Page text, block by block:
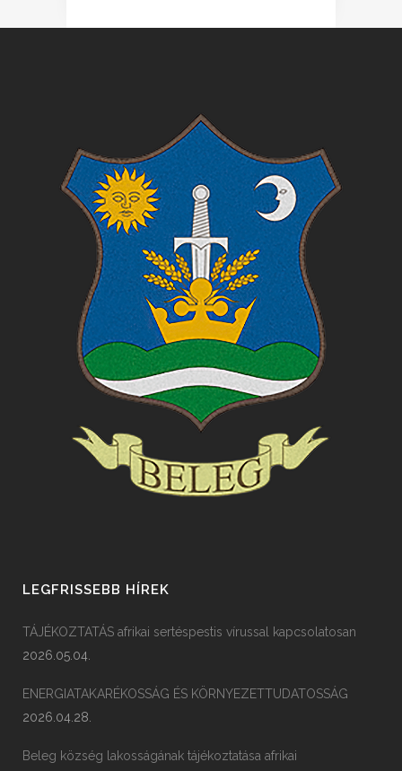
LEGFRISSEBB HÍREK
TÁJÉKOZTATÁS afrikai sertéspestis vírussal kapcsolatosan
2026.05.04.
ENERGIATAKARÉKOSSÁG ÉS KÖRNYEZETTUDATOSSÁG
2026.04.28.
Beleg község lakosságának tájékoztatása afrikai